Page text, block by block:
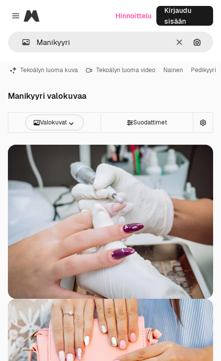
Close menu
Magnific
SelkeäHae
Hinnoittelu
Kirjaudu
sisään
Tekoälyn luoma kuva Tekoälyn luoma video Nainen Pedikyyri
Manikyyri valokuvaa
Valokuvat Suodattimet